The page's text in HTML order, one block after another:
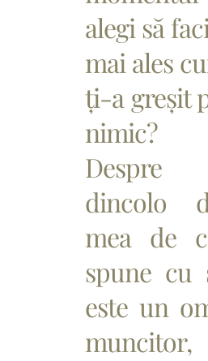
alegi să
mai ales
ți-a greșit
nimic?
Despre
dincolo
mea de
spune cu
este un